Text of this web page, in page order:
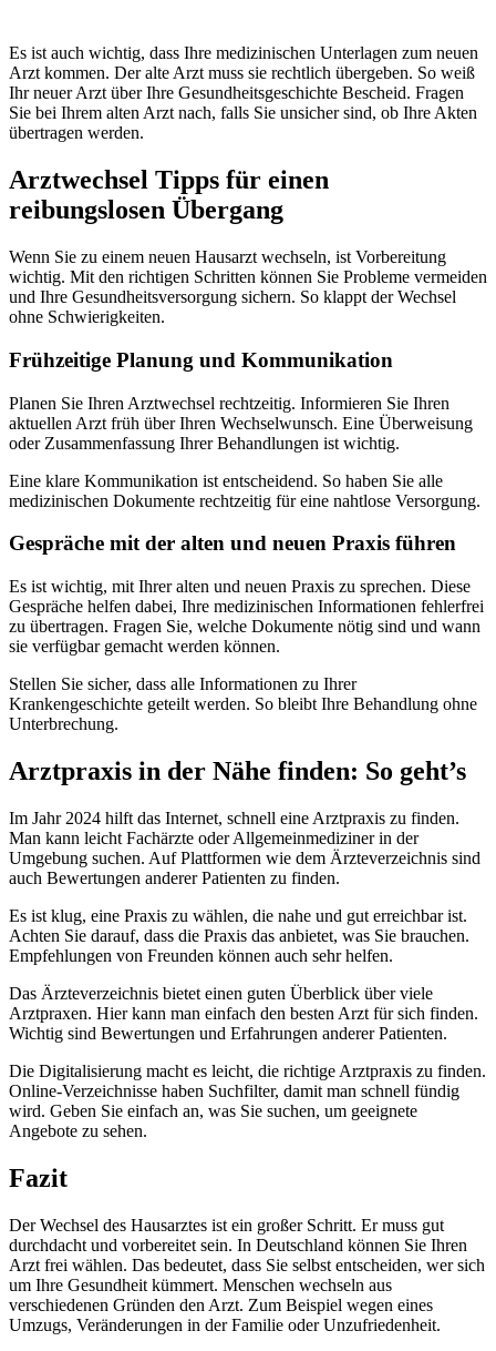
Es ist auch wichtig, dass Ihre medizinischen Unterlagen zum neuen
Arzt kommen. Der alte Arzt muss sie rechtlich übergeben. So weiß
Ihr neuer Arzt über Ihre Gesundheitsgeschichte Bescheid. Fragen
Sie bei Ihrem alten Arzt nach, falls Sie unsicher sind, ob Ihre Akten
übertragen werden.
Arztwechsel Tipps für einen
reibungslosen Übergang
Wenn Sie zu einem neuen Hausarzt wechseln, ist Vorbereitung
wichtig. Mit den richtigen Schritten können Sie Probleme vermeiden
und Ihre Gesundheitsversorgung sichern. So klappt der Wechsel
ohne Schwierigkeiten.
Frühzeitige Planung und Kommunikation
Planen Sie Ihren Arztwechsel rechtzeitig. Informieren Sie Ihren
aktuellen Arzt früh über Ihren Wechselwunsch. Eine Überweisung
oder Zusammenfassung Ihrer Behandlungen ist wichtig.
Eine klare Kommunikation ist entscheidend. So haben Sie alle
medizinischen Dokumente rechtzeitig für eine nahtlose Versorgung.
Gespräche mit der alten und neuen Praxis führen
Es ist wichtig, mit Ihrer alten und neuen Praxis zu sprechen. Diese
Gespräche helfen dabei, Ihre medizinischen Informationen fehlerfrei
zu übertragen. Fragen Sie, welche Dokumente nötig sind und wann
sie verfügbar gemacht werden können.
Stellen Sie sicher, dass alle Informationen zu Ihrer
Krankengeschichte geteilt werden. So bleibt Ihre Behandlung ohne
Unterbrechung.
Arztpraxis in der Nähe finden: So geht’s
Im Jahr 2024 hilft das Internet, schnell eine Arztpraxis zu finden.
Man kann leicht Fachärzte oder Allgemeinmediziner in der
Umgebung suchen. Auf Plattformen wie dem Ärzteverzeichnis sind
auch Bewertungen anderer Patienten zu finden.
Es ist klug, eine Praxis zu wählen, die nahe und gut erreichbar ist.
Achten Sie darauf, dass die Praxis das anbietet, was Sie brauchen.
Empfehlungen von Freunden können auch sehr helfen.
Das Ärzteverzeichnis bietet einen guten Überblick über viele
Arztpraxen. Hier kann man einfach den besten Arzt für sich finden.
Wichtig sind Bewertungen und Erfahrungen anderer Patienten.
Die Digitalisierung macht es leicht, die richtige Arztpraxis zu finden.
Online-Verzeichnisse haben Suchfilter, damit man schnell fündig
wird. Geben Sie einfach an, was Sie suchen, um geeignete
Angebote zu sehen.
Fazit
Der Wechsel des Hausarztes ist ein großer Schritt. Er muss gut
durchdacht und vorbereitet sein. In Deutschland können Sie Ihren
Arzt frei wählen. Das bedeutet, dass Sie selbst entscheiden, wer sich
um Ihre Gesundheit kümmert. Menschen wechseln aus
verschiedenen Gründen den Arzt. Zum Beispiel wegen eines
Umzugs, Veränderungen in der Familie oder Unzufriedenheit.